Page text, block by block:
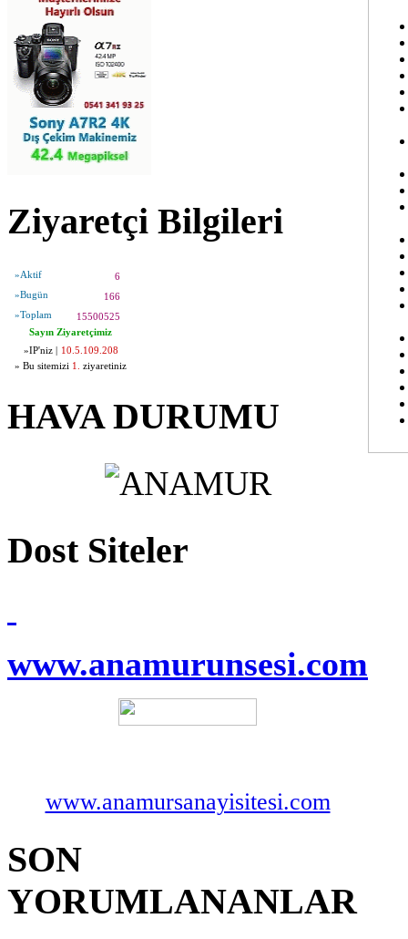
Ziyaretçi Bilgileri
»Aktif
6
»Bugün
166
»Toplam
15500525
Sayın Ziyaretçimiz
»IP'niz |
10.5.109.208
» Bu sitemizi 1. ziyaretiniz
HAVA DURUMU
Dost Siteler
www.anamurunsesi.com
www.anamursanayisitesi.com
SON
YORUMLANANLAR